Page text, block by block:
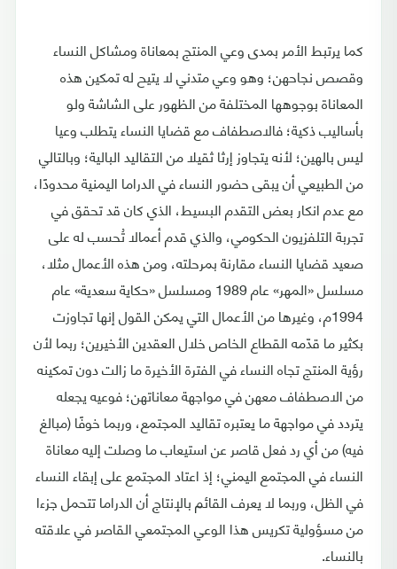
كما يرتبط الأمر بمدى وعي المنتج بمعاناة ومشاكل النساء
وقصص نجاحهن؛ وهو وعي متدني لا يتيح له تمكين هذه
المعاناة بوجوهها المختلفة من الظهور على الشاشة ولو
بأساليب ذكية؛ فالاصطفاف مع قضايا النساء يتطلب وعيا
ليس بالهين؛ لأنه يتجاوز إرثا ثقيلا من التقاليد البالية؛ وبالتالي
من الطبيعي أن يبقى حضور النساء في الدراما اليمنية محدودًا،
مع عدم انكار بعض التقدم البسيط، الذي كان قد تحقق في
تجربة التلفزيون الحكومي، والذي قدم أعمالا تُحسب له على
صعيد قضايا النساء مقارنة بمرحلته، ومن هذه الأعمال مثلا،
مسلسل «المهر» عام 1989 ومسلسل «حكاية سعدية» عام
1994م، وغيرها من الأعمال التي يمكن القول إنها تجاوزت
بكثير ما قدّمه القطاع الخاص خلال العقدين الأخيرين؛ ربما لأن
رؤية المنتج تجاه النساء في الفترة الأخيرة ما زالت دون تمكينه
من الاصطفاف معهن في مواجهة معاناتهن؛ فوعيه يجعله
يتردد في مواجهة ما يعتبره تقاليد المجتمع، وربما خوفًا (مبالغ
فيه) من أي رد فعل قاصر عن استيعاب ما وصلت إليه معاناة
النساء في المجتمع اليمني؛ إذ اعتاد المجتمع على إبقاء النساء
في الظل، وربما لا يعرف القائم بالإنتاج أن الدراما تتحمل جزءا
من مسؤولية تكريس هذا الوعي المجتمعي القاصر في علاقته
بالنساء.